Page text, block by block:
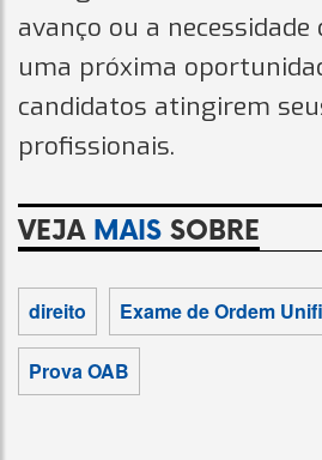
avanço ou a
uma próxima
candidatos atingirem
profissionais.
VEJA MAIS SOBRE
direito Exame de Ordem
Prova OAB